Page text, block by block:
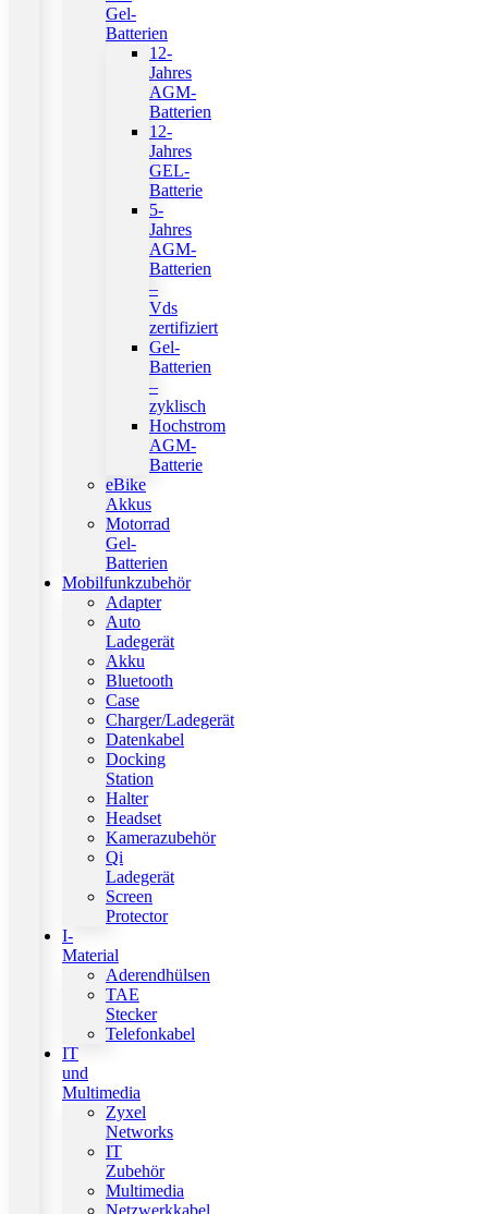
Gel-
Batterien
12-
Jahres
AGM-
Batterien
12-
Jahres
GEL-
Batterie
5-
Jahres
AGM-
Batterien
–
Vds
zertifiziert
Gel-
Batterien
–
zyklisch
Hochstrom
AGM-
Batterie
eBike
Akkus
Motorrad
Gel-
Batterien
Mobilfunkzubehör
Adapter
Auto
Ladegerät
Akku
Bluetooth
Case
Charger/Ladegerät
Datenkabel
Docking
Station
Halter
Headset
Kamerazubehör
Qi
Ladegerät
Screen
Protector
I-
Material
Aderendhülsen
TAE
Stecker
Telefonkabel
IT
und
Multimedia
Zyxel
Networks
IT
Zubehör
Multimedia
Netzwerkkabel